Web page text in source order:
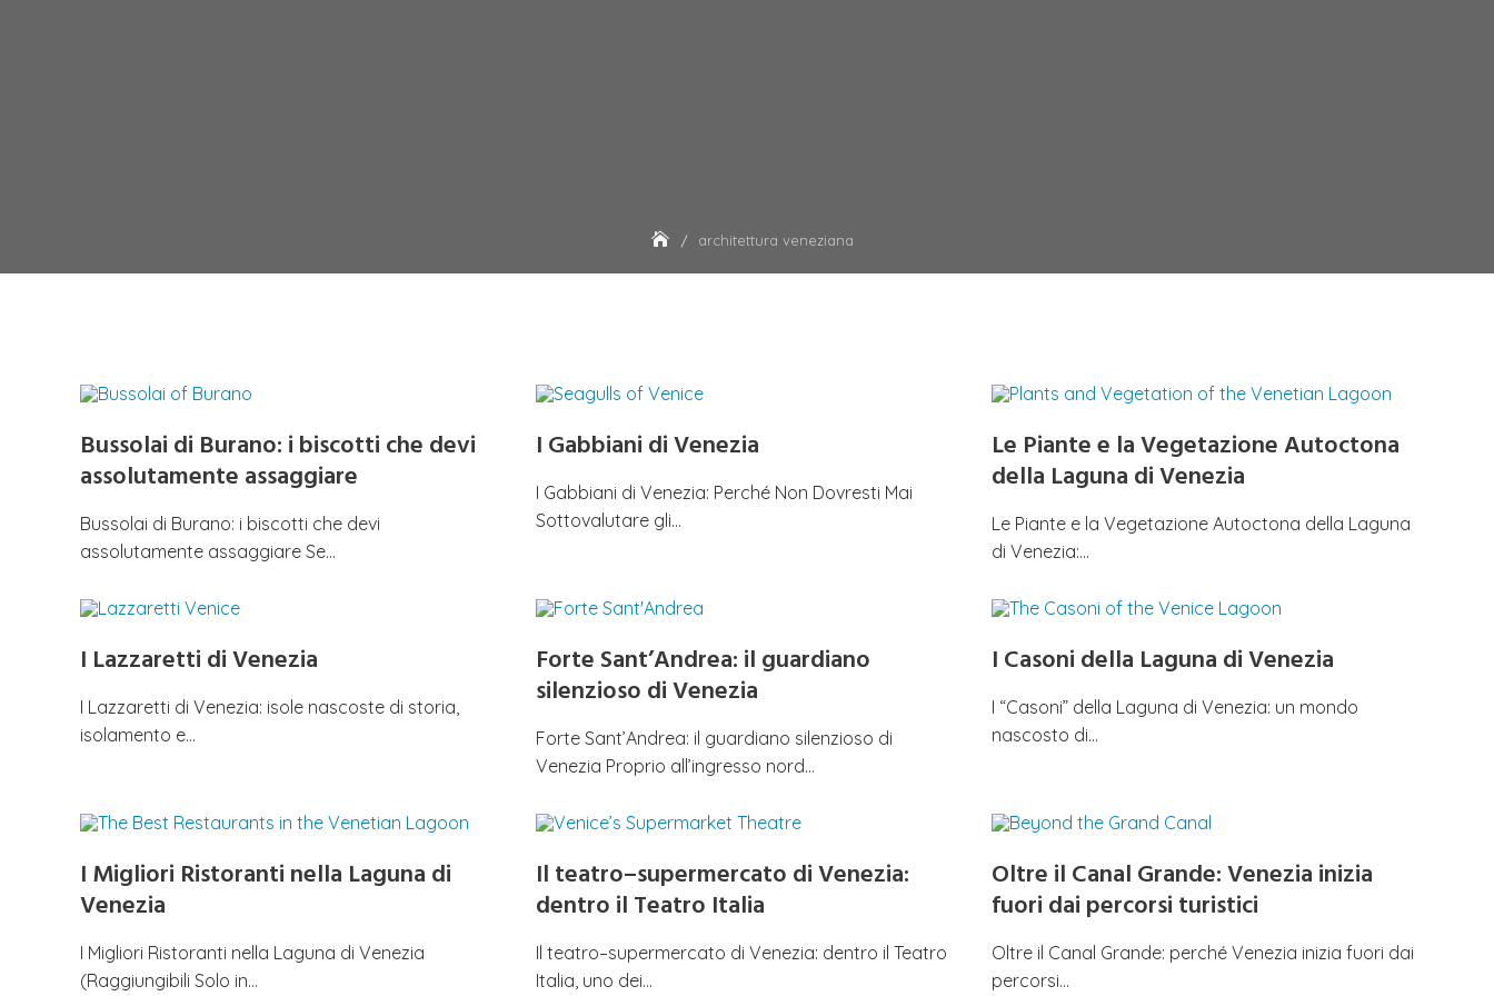
architettura veneziana
Bussolai di Burano: i biscotti che devi
assolutamente assaggiare
Bussolai di Burano: i biscotti che devi
assolutamente assaggiare Se…
I Gabbiani di Venezia
I Gabbiani di Venezia: Perché Non Dovresti Mai
Sottovalutare gli…
Le Piante e la Vegetazione Autoctona
della Laguna di Venezia
Le Piante e la Vegetazione Autoctona della Laguna
di Venezia:…
I Lazzaretti di Venezia
I Lazzaretti di Venezia: isole nascoste di storia,
isolamento e…
Forte Sant’Andrea: il guardiano
silenzioso di Venezia
Forte Sant’Andrea: il guardiano silenzioso di
Venezia Proprio all’ingresso nord…
I Casoni della Laguna di Venezia
I “Casoni” della Laguna di Venezia: un mondo
nascosto di…
I Migliori Ristoranti nella Laguna di
Venezia
I Migliori Ristoranti nella Laguna di Venezia
(Raggiungibili Solo in…
Il teatro–supermercato di Venezia:
dentro il Teatro Italia
Il teatro–supermercato di Venezia: dentro il Teatro
Italia, uno dei…
Oltre il Canal Grande: Venezia inizia
fuori dai percorsi turistici
Oltre il Canal Grande: perché Venezia inizia fuori dai
percorsi…